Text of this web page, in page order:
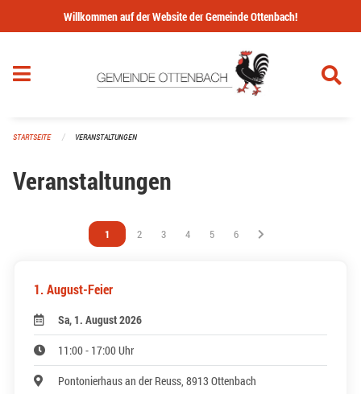
Navigation überspringen
Willkommen auf der Website der Gemeinde Ottenbach!
STARTSEITE VERANSTALTUNGEN
Veranstaltungen
Vous êtes sur la page
1 Vous êtes sur la page
2 Vous êtes sur la page
3 Vous êtes sur la page
4 Vous êtes sur la page
5 Vous êtes sur la page
6
1. August-Feier
Sa, 1. August 2026
11:00 - 17:00 Uhr
Pontonierhaus an der Reuss, 8913 Ottenbach